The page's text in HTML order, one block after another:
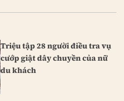
Triệu tập 28 người điều tra vụ
cướp giật dây chuyền của nữ
du khách